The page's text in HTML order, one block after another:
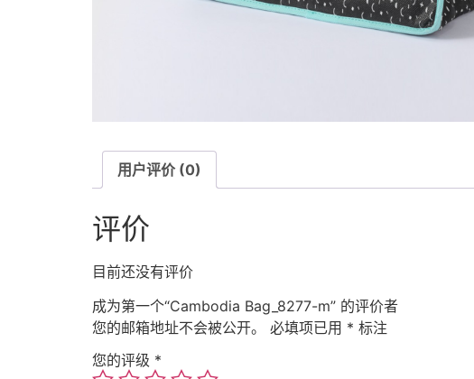
用户评价 (0)
评价
目前还没有评价
成为第一个“Cambodia Bag_8277-m” 的评价者
您的邮箱地址不会被公开。
必填项已用 * 标注
您的评级 *